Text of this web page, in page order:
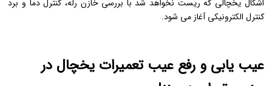
اشکال یخچالی که ریست نخواهد شد با بررسی خازن رله، کنترل دما و برد
کنترل الکترونیکی آغاز می شود.
عیب یابی و رفع عیب تعمیرات یخچال در